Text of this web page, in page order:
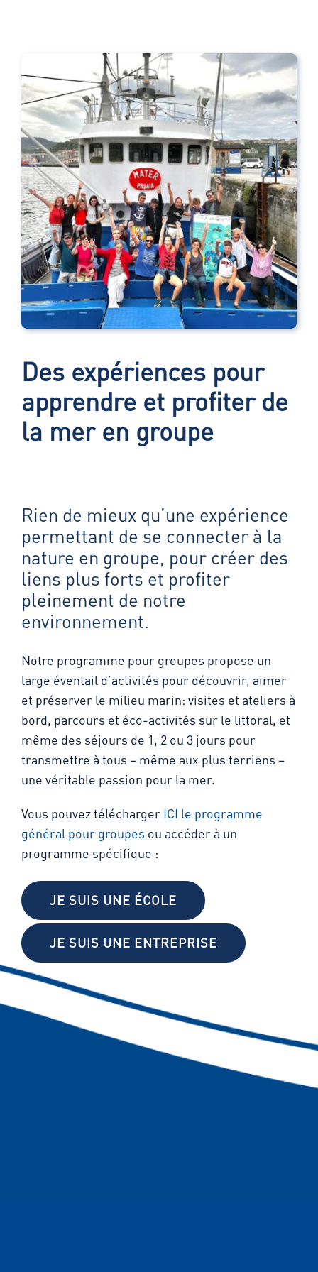
Des expériences pour
apprendre et profiter de
la mer en groupe
Rien de mieux qu’une expérience
permettant de se connecter à la
nature en groupe, pour créer des
liens plus forts et profiter
pleinement de notre
environnement.
Notre programme pour groupes propose un
large éventail d’activités pour découvrir, aimer
et préserver le milieu marin: visites et ateliers à
bord, parcours et éco-activités sur le littoral, et
même des séjours de 1, 2 ou 3 jours pour
transmettre à tous – même aux plus terriens –
une véritable passion pour la mer.
Vous pouvez télécharger ICI le programme
général pour groupes ou accéder à un
programme spécifique :
JE SUIS UNE ÉCOLE
JE SUIS UNE ENTREPRISE